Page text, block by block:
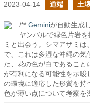
2023-04-14 道端 土
/** Geminiが自動生成
ヤンバルで緑色片岩
ミと出会う。シマアザミ
で、これは多湿な沖縄の気
た、花の色が白であること
が有利になる可能性を示唆
の環境に適応した形質を持
色が薄い点について考察を